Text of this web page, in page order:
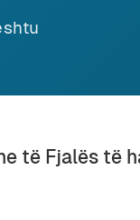
siguri pozitive.
në atë
i rëndë, mund të
të Fjalës të